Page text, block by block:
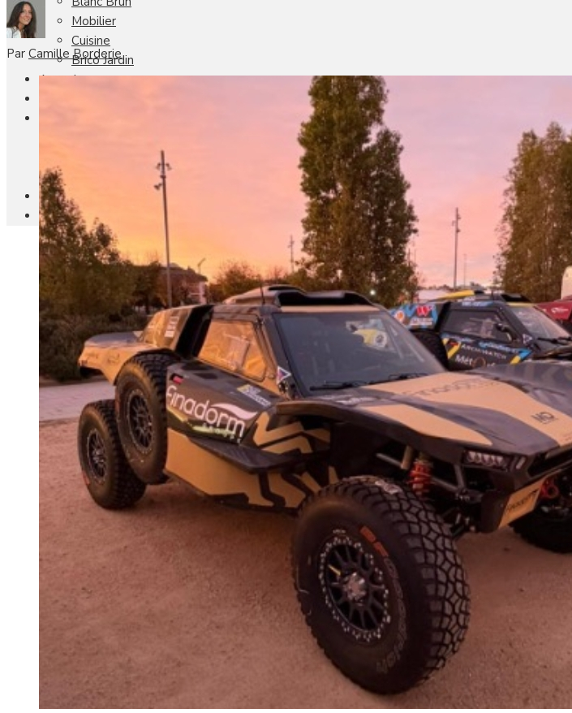
Mobilier
Cuisine
Brico Jardin
Agenda
Univers Made in France
Qui sommes-nous
Contact
Par Camille Borderie